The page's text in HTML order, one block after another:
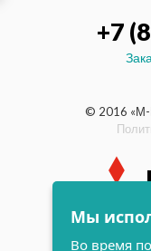
+7
© 2016 «М-
Мы
Во время